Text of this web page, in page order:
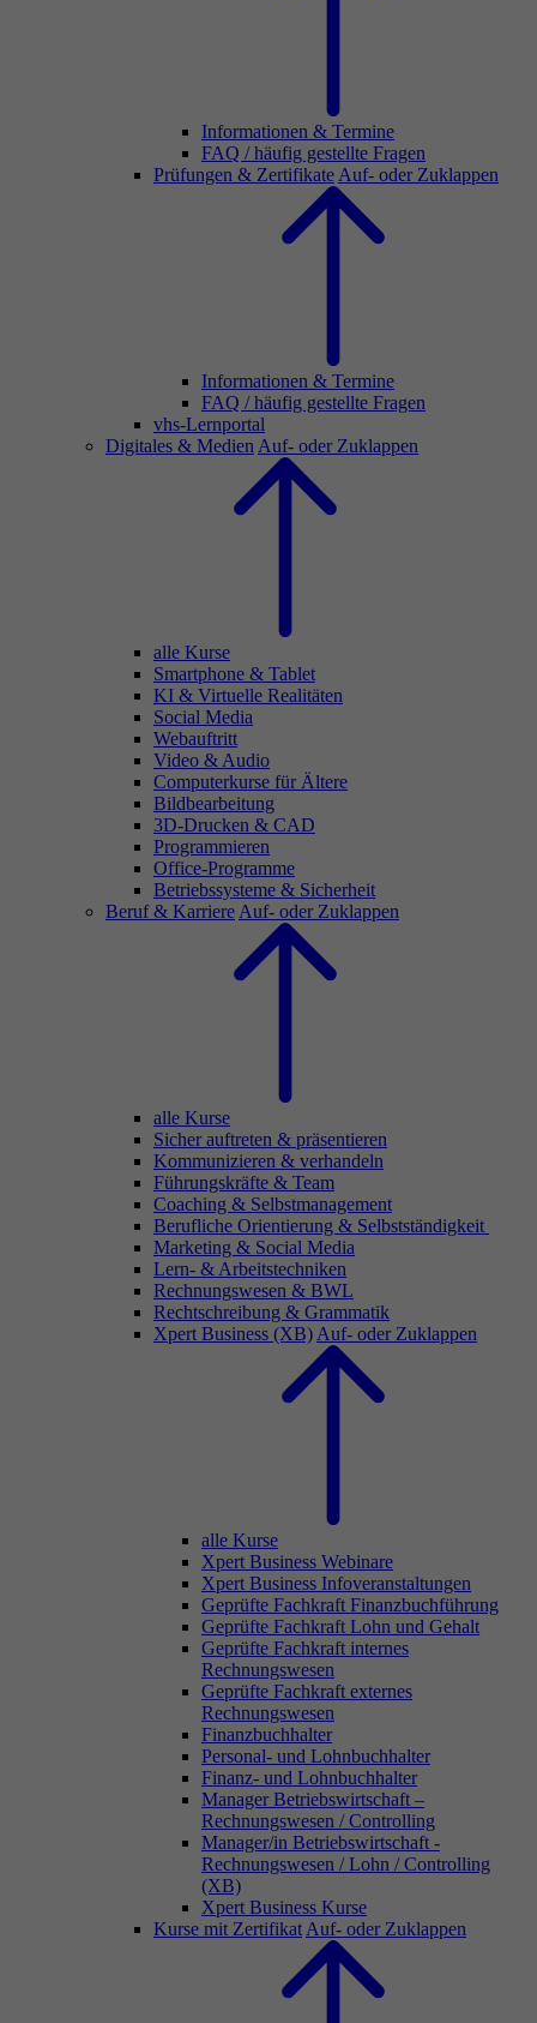
Informationen & Termine
FAQ / häufig gestellte Fragen
Prüfungen & Zertifikate Auf- oder Zuklappen
Informationen & Termine
FAQ / häufig gestellte Fragen
vhs-Lernportal
Digitales & Medien Auf- oder Zuklappen
alle Kurse
Smartphone & Tablet
KI & Virtuelle Realitäten
Social Media
Webauftritt
Video & Audio
Computerkurse für Ältere
Bildbearbeitung
3D-Drucken & CAD
Programmieren
Office-Programme
Betriebssysteme & Sicherheit
Beruf & Karriere Auf- oder Zuklappen
alle Kurse
Sicher auftreten & präsentieren
Kommunizieren & verhandeln
Führungskräfte & Team
Coaching & Selbstmanagement
Berufliche Orientierung & Selbstständigkeit
Marketing & Social Media
Lern- & Arbeitstechniken
Rechnungswesen & BWL
Rechtschreibung & Grammatik
Xpert Business (XB) Auf- oder Zuklappen
alle Kurse
Xpert Business Webinare
Xpert Business Infoveranstaltungen
Geprüfte Fachkraft Finanzbuchführung
Geprüfte Fachkraft Lohn und Gehalt
Geprüfte Fachkraft internes
Rechnungswesen
Geprüfte Fachkraft externes
Rechnungswesen
Finanzbuchhalter
Personal- und Lohnbuchhalter
Finanz- und Lohnbuchhalter
Manager Betriebswirtschaft –
Rechnungswesen / Controlling
Manager/in Betriebswirtschaft -
Rechnungswesen / Lohn / Controlling
(XB)
Xpert Business Kurse
Kurse mit Zertifikat Auf- oder Zuklappen